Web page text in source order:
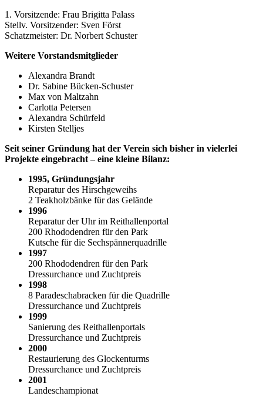
1. Vorsitzende: Frau Brigitta Palass
Stellv. Vorsitzender: Sven Först
Schatzmeister: Dr. Norbert Schuster
Weitere Vorstandsmitglieder
Alexandra Brandt
Dr. Sabine Bücken-Schuster
Max von Maltzahn
Carlotta Petersen
Alexandra Schürfeld
Kirsten Stelljes
Seit seiner Gründung hat der Verein sich bisher in vielerlei
Projekte eingebracht – eine kleine Bilanz:
1995, Gründungsjahr
Reparatur des Hirschgeweihs
2 Teakholzbänke für das Gelände
1996
Reparatur der Uhr im Reithallenportal
200 Rhododendren für den Park
Kutsche für die Sechspännerquadrille
1997
200 Rhododendren für den Park
Dressurchance und Zuchtpreis
1998
8 Paradeschabracken für die Quadrille
Dressurchance und Zuchtpreis
1999
Sanierung des Reithallenportals
Dressurchance und Zuchtpreis
2000
Restaurierung des Glockenturms
Dressurchance und Zuchtpreis
2001
Landeschampionat